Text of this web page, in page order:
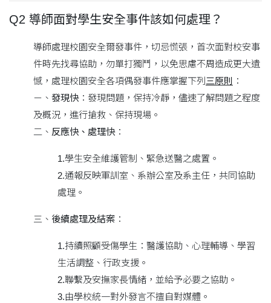
Q2 導師面對學生安全事件該如何處理？
導師處理校園安全爾發事件，切忌慌張，首次面對校安事
件時先找尋協助，勿單打獨鬥，以免思慮不周造成更大遺
憾，處理校園安全各項偶發事件應掌握下列 三原則
：
ㄧ、 發現快：發現問題，保持冷靜，儘速了解問題之程度
及概況，進行搶救、保持現場。
二、 反應快、處理快：
1.學生安全維護管制、緊急送醫之處置。
2.通報反映軍訓室、系辦公室及系主任，共同協助
處理。
三、 後續處理及結案 ：
1.持續照顧受傷學生：醫護協助、心理輔導、學習
生活調整、行政支援。
2.聯繫及安撫家長情緒，並給予必要之協助。
3.由學校統一對外發言不擅自對媒體。